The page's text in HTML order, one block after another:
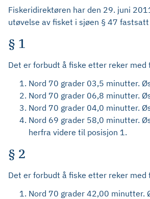
Fiskeridirektøren har den 29. juni
utøvelse av fisket i sjøen § 47
§ 1
Det er forbudt å fiske etter reker med
Nord 70 grader 03,5 minutter.
Nord 70 grader 06,8 minutter.
Nord 70 grader 04,0 minutter.
Nord 69 grader 58,0 minutter.
herfra videre til posisjon 1.
§ 2
Det er forbudt å fiske etter reker
Nord 70 grader 42,00